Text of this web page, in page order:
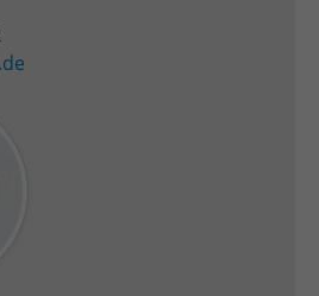
Redaktionssystem
TYPO3